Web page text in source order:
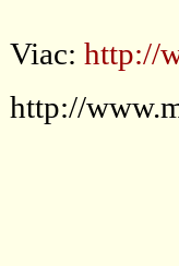
Viac: http://
http://